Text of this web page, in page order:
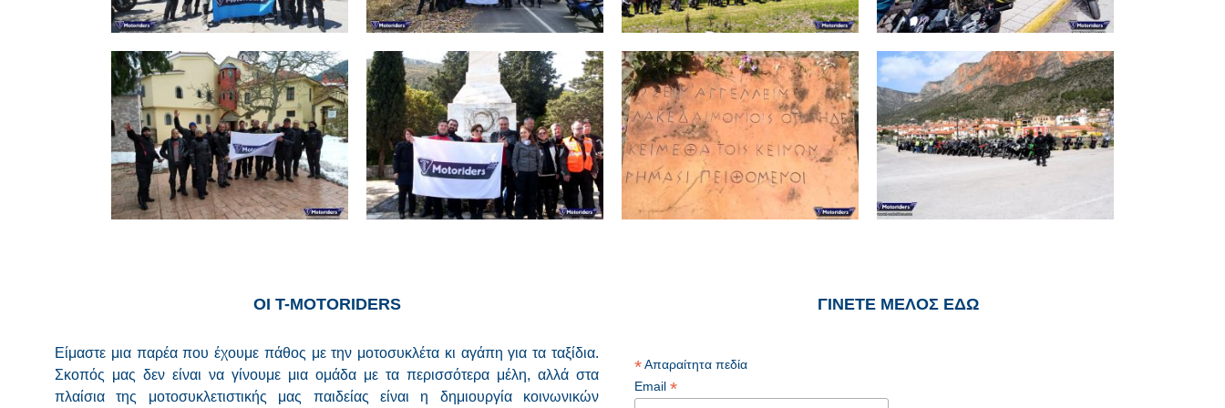
Εξορμήσεις εντός Ελλάδος
Ελλάδος
Μονή Οσίου Δαυϊδ
12.01.2020
Εξορμήσεις 2020 Εξορμήσεις εντός
Ελλάδος
“Στ’αχνάρια του
Κολοκοτρώνη”,
21.04.2019 Λιμποβίσι
Αρκαδίας
Εξορμήσεις 2019 Εξορμήσεις εντός
Ελλάδος
Θερμοπύλες,
24.03.2019
Εξορμήσεις 2019 Εξορμήσεις εντός
Ελλάδος
Κοπή πίτας
Μοτοπαρέας
Λεωνιδίου 03.03.2019
ΟΙ Τ-MOTORIDERS
Είμαστε μια παρέα που έχουμε πάθος με την μοτοσυκλέτα κι αγάπη για τα ταξίδια.
Σκοπός μας δεν είναι να γίνουμε μια ομάδα με τα περισσότερα μέλη, αλλά στα
πλαίσια της μοτοσυκλετιστικής μας παιδείας είναι η δημιουργία κοινωνικών
ΓΙΝΕΤΕ ΜΕΛΟΣ ΕΔΩ
*Απαραίτητα πεδία
Email *